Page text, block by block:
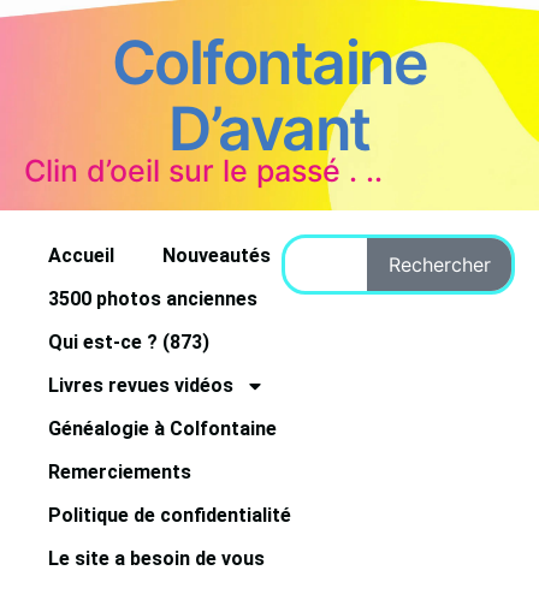
Colfontaine
D’avant
Clin d’oeil sur le passé . ..
Accueil
Nouveautés
3500 photos anciennes
Qui est-ce ? (873)
Livres revues vidéos
Généalogie à Colfontaine
Remerciements
Politique de confidentialité
Le site a besoin de vous
Rechercher